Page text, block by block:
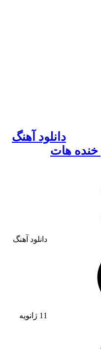
دانلود آهنگ
خنده هات
دانلود آهنگ
11 ژانویه